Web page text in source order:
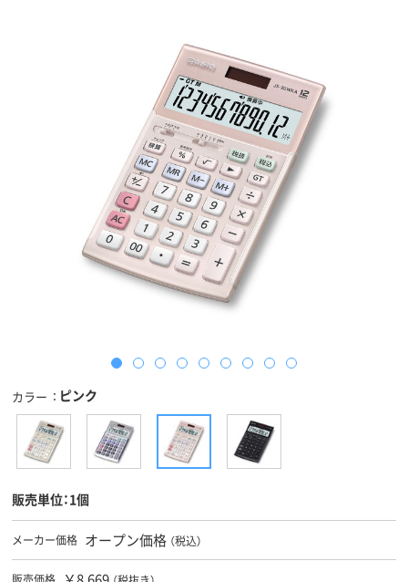
カラー ピンク
販売単位：1個
メーカー価格 オープン価格 （税込）